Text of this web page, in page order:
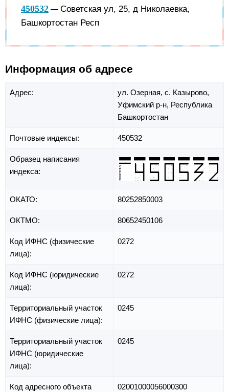
450532 — Советская ул, 25, д Николаевка,
Башкортостан Респ
Информация об адресе
Адрес: ул. Озерная, с. Казырово,
Уфимский р-н, Республика
Башкортостан
Почтовые индексы: 450532
Образец написания
индекса:
ОКАТО: 80252850003
ОКТМО: 80652450106
Код ИФНС (физические
лица):
0272
Код ИФНС (юридические
лица):
0272
Территориальный участок
ИФНС (физические лица):
0245
Территориальный участок
ИФНС (юридические
лица):
0245
Код адресного объекта
02001000056000300